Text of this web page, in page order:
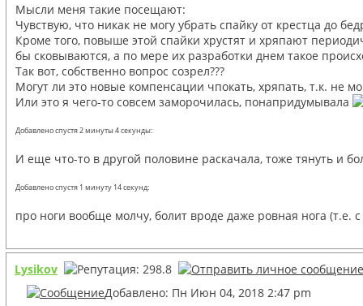
Мысли меня такие посещают:
Чувствую, что никак не могу убрать спайку от крестца до
Кроме того, повыше этой спайки хрустят и хряпают
бы сковываются, а по мере их разработки днем такое
Так вот, собственно вопрос созрел???
Могут ли это новые компенсации чпокать, хряпать, т.к. не
Или это я чего-то совсем заморочилась, понапридумывала
Добавлено спустя 2 минуты 4 секунды:
И еще что-то в другой половине раскачала, тоже тянуть и
Добавлено спустя 1 минуту 14 секунд:
про ноги вообще молчу, болит вроде даже ровная нога (т.е.
Lysikov
Добавлено: Пн Июн 04, 2018 2:47 pm